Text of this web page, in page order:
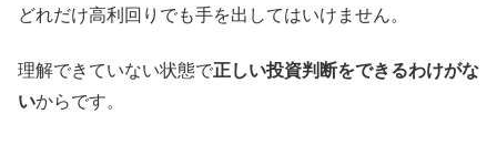
どれだけ高利回りでも手を出してはいけません。
理解できていない状態で正しい投資判断をできるわけがな
いからです。